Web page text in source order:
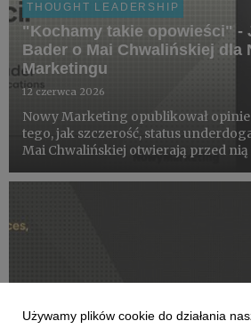
THOUGHT LEADERSHIP
"Kochamy takie opowieści" -
Bader o Mai Chwalińskiej dla
Marketingu
12 czerwca 2026
Nowy Marketing opublikował
tego, jak szczerość, status
Mai Chwalińskiej otwierają przed nią
sukcesie na kortach Rolanda
Używamy plików cookie do działania